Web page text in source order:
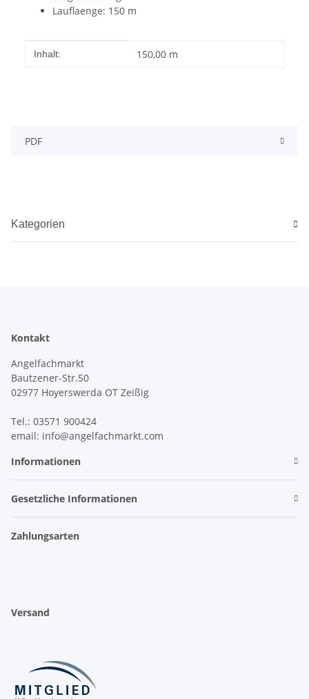
Lauflaenge: 150 m
Produkteigenschaft
Wert
Inhalt: 150,00 m
PDF
Kategorien
Kontakt
Angelfachmarkt
Bautzener-Str.50
02977 Hoyerswerda OT Zeißig
Tel.: 03571 900424
email: info@angelfachmarkt.com
Informationen
Gesetzliche Informationen
Zahlungsarten
Versand